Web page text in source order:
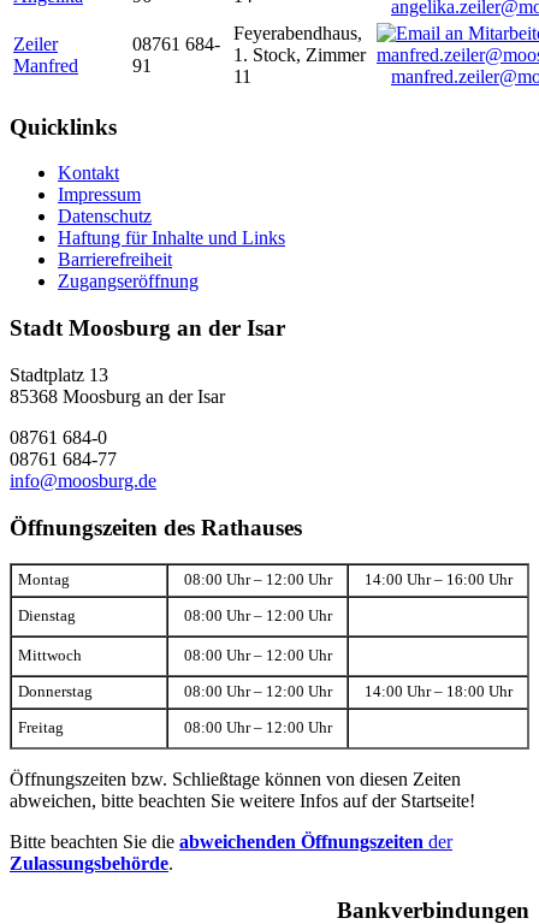
Zeiler
Manfred
08761 684-
91
Feyerabendhaus,
1. Stock, Zimmer
11
Quicklinks
Kontakt
Impressum
Datenschutz
Haftung für Inhalte und Links
Barrierefreiheit
Zugangseröffnung
Stadt Moosburg an der Isar
Stadtplatz 13
85368 Moosburg an der Isar
08761 684-0
08761 684-77
info@moosburg.de
Öffnungszeiten des Rathauses
Montag 08:00 Uhr – 12:00 Uhr 14:00 Uhr – 16:00 Uhr
Dienstag 08:00 Uhr – 12:00 Uhr
Mittwoch 08:00 Uhr – 12:00 Uhr
Donnerstag 08:00 Uhr – 12:00 Uhr 14:00 Uhr – 18:00 Uhr
Freitag 08:00 Uhr – 12:00 Uhr
Öffnungszeiten bzw. Schließtage können von diesen Zeiten
abweichen, bitte beachten Sie weitere Infos auf der Startseite!
Bitte beachten Sie die abweichenden Öffnungszeiten der
Zulassungsbehörde.
Bankverbindungen